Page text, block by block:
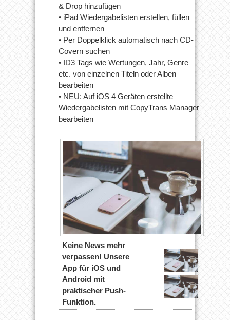
& Drop hinzufügen
• iPad Wiedergabelisten erstellen, füllen
und entfernen
• Per Doppelklick automatisch nach CD-
Covern suchen
• ID3 Tags wie Wertungen, Jahr, Genre
etc. von einzelnen Titeln oder Alben
bearbeiten
• NEU: Auf iOS 4 Geräten erstellte
Wiedergabelisten mit CopyTrans Manager
bearbeiten
Keine News mehr
verpassen! Unsere
App für iOS und
Android mit
praktischer Push-
Funktion.